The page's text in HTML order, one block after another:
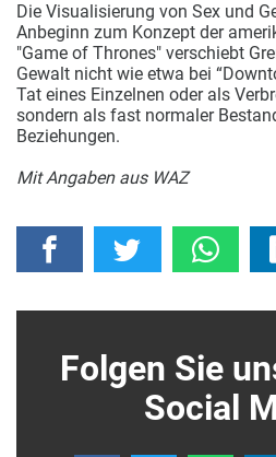
Die Visualisierung von Sex und
Anbeginn zum Konzept der
"Game of Thrones" verschiebt
Gewalt nicht wie etwa bei
Tat eines Einzelnen oder als
sondern als fast normaler
Beziehungen.
Mit Angaben aus WAZ
Folgen Sie
Social